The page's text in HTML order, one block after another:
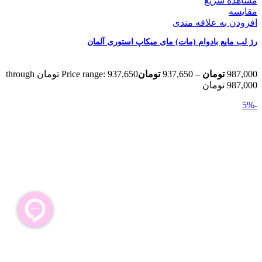
مقایسه
افزودن به علاقه مندی
رژ لب مایع بادوام (مات) مای میکاپ استوری آلمان
987,000 تومان –
937,650 تومان
Price range: 937,650 تومان through
987,000 تومان
-5%